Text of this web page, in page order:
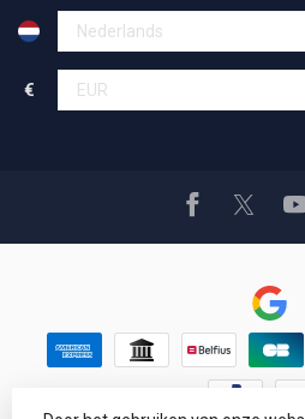
€